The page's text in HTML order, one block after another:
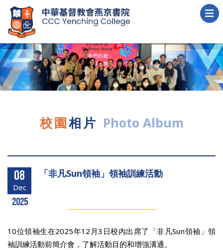
校園相片 Photo Album
08
Dec
2025
「非凡Sun領袖」領袖訓練活動
10位領袖生在2025年12月3日校內出席了「非凡Sun領袖」領
袖訓練活動前簡介會，了解活動目的和增強溝通。